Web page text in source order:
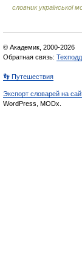
словник української
© Академик, 2000-2026
Обратная связь:
👣 Путешествия
Экспорт словарей на
WordPress, MODx.